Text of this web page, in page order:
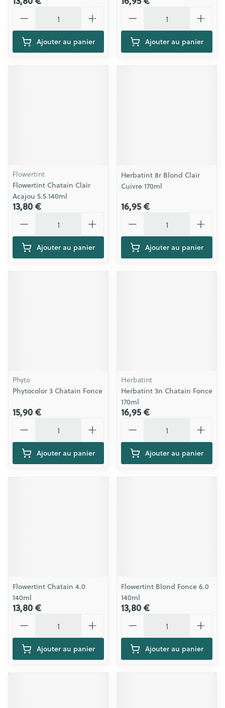
Ajouter au panier Ajouter au panier
Flowertint
Flowertint Chatain Clair
Acajou 5.5 140ml
13,80 €
Ajouter au panier
Herbatint 8r Blond Clair
Cuivre 170ml
16,95 €
Ajouter au panier
Phyto
Phytocolor 3 Chatain Fonce
15,90 €
Ajouter au panier
Herbatint
Herbatint 3n Chatain Fonce
170ml
16,95 €
Ajouter au panier
Flowertint Chatain 4.0
140ml
13,80 €
Ajouter au panier
Flowertint Blond Fonce 6.0
140ml
13,80 €
Ajouter au panier